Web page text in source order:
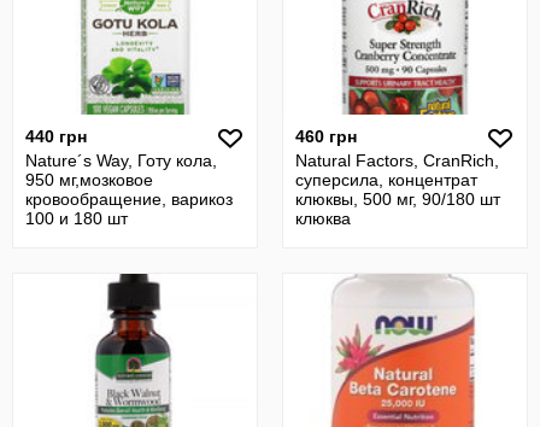
440 грн
Nature´s Way, Готу кола,
950 мг,мозковое
кровообращение, варикоз
100 и 180 шт
460 грн
Natural Factors, CranRich,
суперсила, концентрат
клюквы, 500 мг, 90/180 шт
клюква